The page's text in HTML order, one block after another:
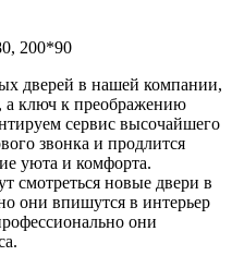
200*90
дверей в нашей компании,
а ключ к преображению
сервис высочайшего
звонка и продлится
уюта и комфорта.
смотреться новые двери в
они впишутся в интерьер
они